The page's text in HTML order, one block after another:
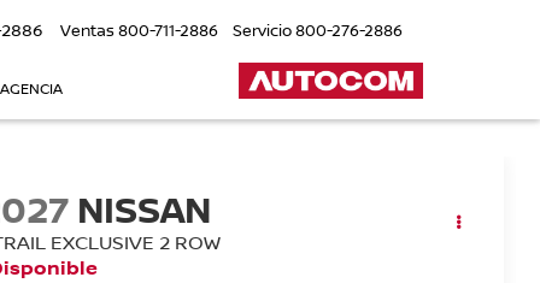
Ventas800-711-2886 Servicio800-276-2886
NISSAN
EXCLUSIVE 2 ROW